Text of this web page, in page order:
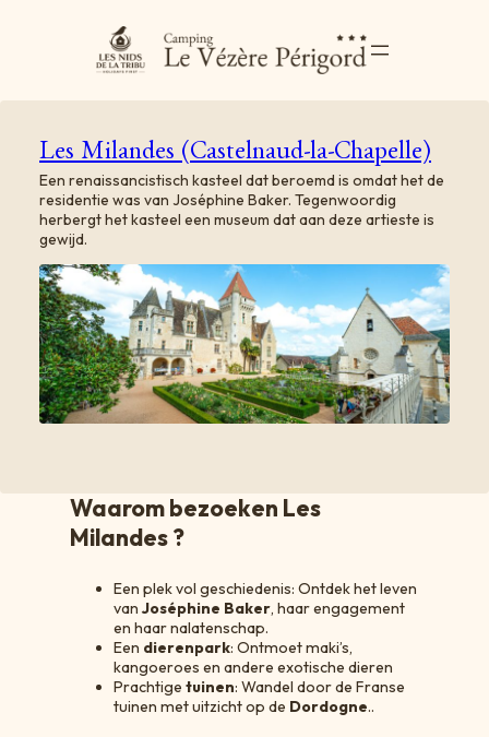
Les Milandes (Castelnaud-la-Chapelle)
Een renaissancistisch kasteel dat beroemd is omdat het de
residentie was van Joséphine Baker. Tegenwoordig
herbergt het kasteel een museum dat aan deze artieste is
gewijd.
Waarom bezoeken Les
Milandes?
Een plek vol geschiedenis: Ontdek het leven
van Joséphine Baker, haar engagement
en haar nalatenschap.
Een dierenpark: Ontmoet maki’s,
kangoeroes en andere exotische dieren
Prachtige tuinen: Wandel door de Franse
tuinen met uitzicht op de Dordogne..